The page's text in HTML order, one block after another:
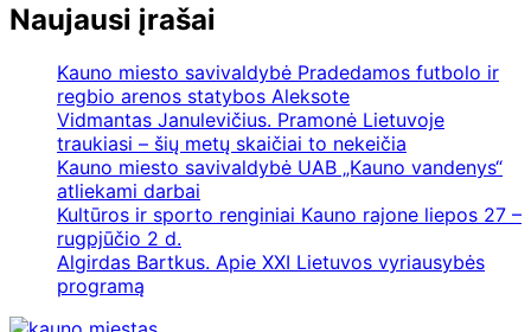
Naujausi įrašai
Kauno miesto savivaldybė Pradedamos futbolo ir
regbio arenos statybos Aleksote
Vidmantas Janulevičius. Pramonė Lietuvoje
traukiasi – šių metų skaičiai to nekeičia
Kauno miesto savivaldybė UAB „Kauno vandenys“
atliekami darbai
Kultūros ir sporto renginiai Kauno rajone liepos 27 –
rugpjūčio 2 d.
Algirdas Bartkus. Apie XXI Lietuvos vyriausybės
programą